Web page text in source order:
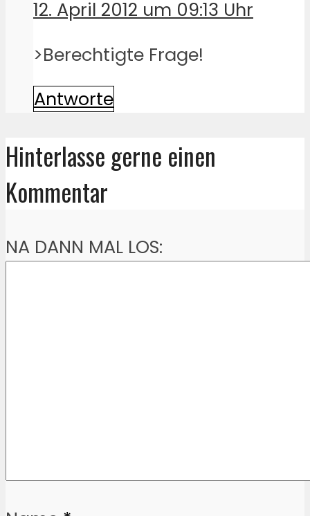
12. April 2012 um 09:13 Uhr
>Berechtigte Frage!
Antworte
Hinterlasse gerne einen
Kommentar
NA DANN MAL LOS: